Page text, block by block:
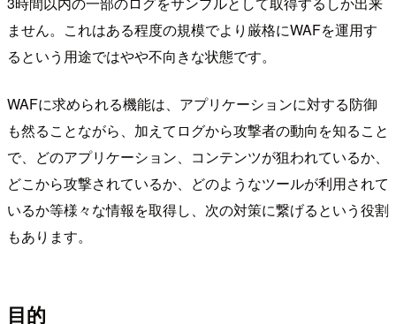
ません。これはある程度の規模でより厳格にWAFを運用す
るという用途ではやや不向きな状態です。
WAFに求められる機能は、アプリケーションに対する防御
も然ることながら、加えてログから攻撃者の動向を知ること
で、どのアプリケーション、コンテンツが狙われているか、
どこから攻撃されているか、どのようなツールが利用されて
いるか等様々な情報を取得し、次の対策に繋げるという役割
もあります。
目的